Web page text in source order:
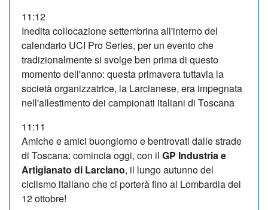
11:12
Inedita collocazione settembrina all'interno del
calendario UCI Pro Series, per un evento che
tradizionalmente si svolge ben prima di questo
momento dell'anno: questa primavera tuttavia la
società organizzatrice, la Larcianese, era impegnata
nell'allestimento dei campionati italiani di Toscana
11:11
Amiche e amici buongiorno e bentrovati dalle strade
di Toscana: comincia oggi, con il GP Industria e
Artigianato di Larciano, il lungo autunno del
ciclismo italiano che ci porterà fino al Lombardia del
12 ottobre!